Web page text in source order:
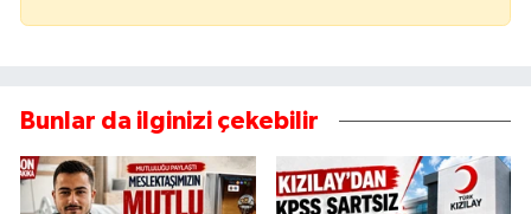
Bunlar da ilginizi çekebilir